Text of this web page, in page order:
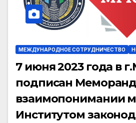
МЕЖДУНАРОДНОЕ СОТРУДНИЧЕСТВО
7 июня 2023 года в
подписан
взаимопонимании
Институтом